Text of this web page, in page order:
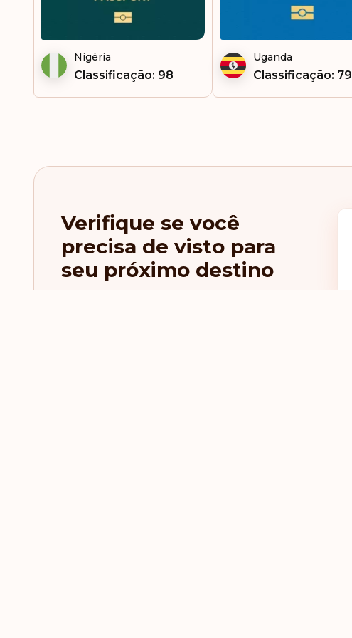
Nigéria
Classificação: 98
Uganda
Classificação: 79
Verifique se você
precisa de visto para
seu próximo destino